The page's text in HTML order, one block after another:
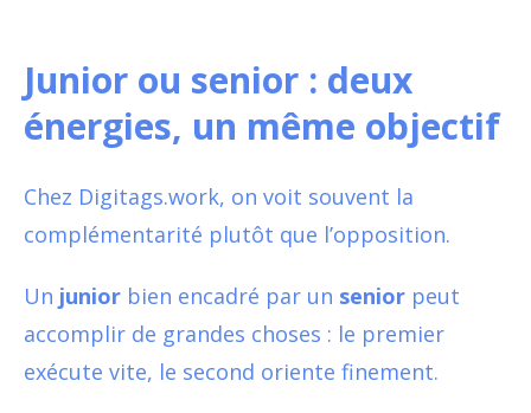
Junior ou senior : deux
énergies, un même objectif
Chez Digitags.work, on voit souvent la
complémentarité plutôt que l’opposition.
Un junior bien encadré par un senior peut
accomplir de grandes choses : le premier
exécute vite, le second oriente finement.